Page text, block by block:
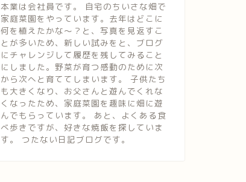
本業は会社員です。 自宅のちいさな畑で
家庭菜園をやっています。去年はどこに
何を植えたかな～？と、写真を見返すこ
とが多いため、新しい試みをと、ブログ
にチャレンジして履歴を残してみること
にしました。野菜が育つ感動のために次
から次へと育ててしまいます。 子供たち
も大きくなり、お父さんと遊んでくれな
くなったため、家庭菜園を趣味に畑に遊
んでもらっています。 あと、よくある食
べ歩きですが、好きな焼飯を探していま
す。 つたない日記ブログです。